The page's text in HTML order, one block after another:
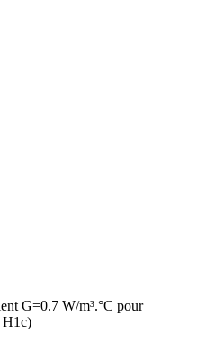
G=0.7 W/m³.°C pour
H1c)